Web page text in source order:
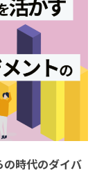
時代のダイバ